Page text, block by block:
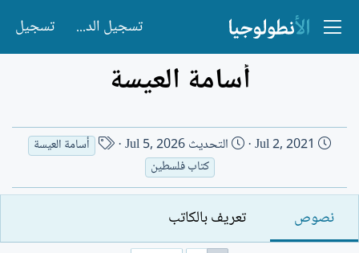
تسجيل الدخول تسجيل
أسامة العيسة
ر
ي
خ
ا
Jul 2, 2021 التحديثJul 5, 2026
ا
م
ا
ك
أسامة العيسة
كتاب فلسطين
نصوص تعريف بالكاتب